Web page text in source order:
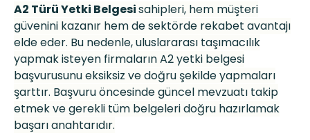
A2 Türü Yetki Belgesisahipleri, hem müşteri
güvenini kazanır hem de sektörde rekabet avantajı
elde eder. Bu nedenle, uluslararası taşımacılık
yapmak isteyen firmaların A2 yetki belgesi
başvurusunu eksiksiz ve doğru şekilde yapmaları
şarttır. Başvuruöncesinde güncel mevzuatı takip
etmek ve gerekli tüm belgeleri doğru hazırlamak
başarı anahtarıdır.